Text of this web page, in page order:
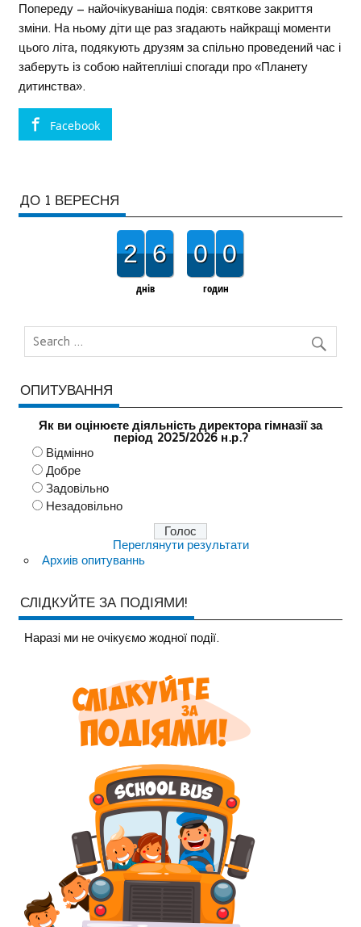
Попереду – найочікуваніша подія: святкове закриття
зміни. На ньому діти ще раз згадають найкращі моменти
цього літа, подякують друзям за спільно проведений час і
заберуть із собою найтепліші спогади про «Планету
дитинства».
Facebook
ДО 1 ВЕРЕСНЯ
2 6
днів
0 0
годин
ОПИТУВАННЯ
Як ви оцінюєте діяльність директора гімназії за
період 2025/2026 н.р.?
Відмінно
Добре
Задовільно
Незадовільно
Переглянути результати
Архиів опитуваннь
СЛІДКУЙТЕ ЗА ПОДІЯМИ!
Наразi ми не очiкуємо жодної події.